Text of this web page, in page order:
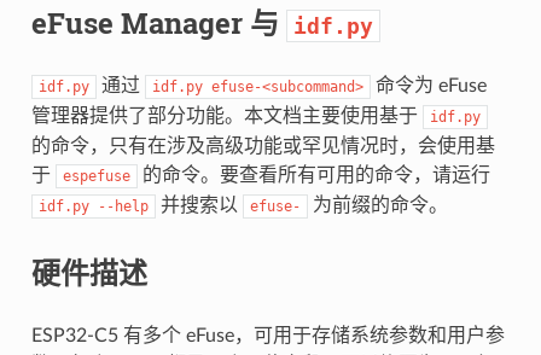
eFuse Manager 与 idf.py
idf.py 通过 idf.py efuse-<subcommand>
命令为 eFuse
管理器提供了部分功能。本文档主要使用基于
idf.py
的命令，只有在涉及高级功能或罕见情况时，会使用基
于
espefuse 的命令。要查看所有可用的命令，请运行
idf.py --help 并搜索以 efuse- 为前缀的命令。
硬件描述
ESP32-C5 有多个 eFuse，可用于存储系统参数和用户参